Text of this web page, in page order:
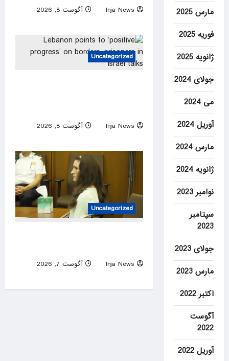
Inja News
آگوست 8, 2026
Uncategorized
Inja News
آگوست 8, 2026
Uncategorized
Inja News
آگوست 7, 2026
مارس 2025
فوریه 2025
ژانویه 2025
جولای 2024
می 2024
آوریل 2024
مارس 2024
ژانویه 2024
نوامبر 2023
سپتامبر
2023
جولای 2023
مارس 2023
اکتبر 2022
آگوست
2022
آوریل 2022